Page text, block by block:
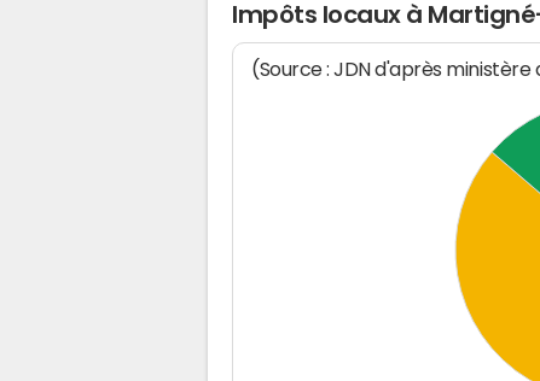
Impôts locaux à
(Source : JDN d'après ministère